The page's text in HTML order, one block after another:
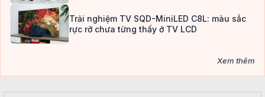
Trải nghiệm TV SQD-MiniLED C8L: màu sắc
rực rỡ chưa từng thấy ở TV LCD
Xem thêm